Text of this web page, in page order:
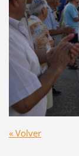
« Volver